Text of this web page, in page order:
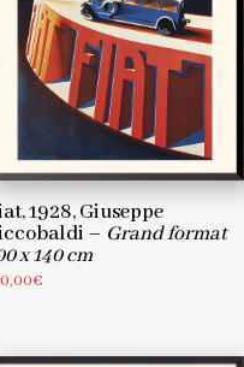
1928, Giuseppe
– Grand format
x 140 cm
€